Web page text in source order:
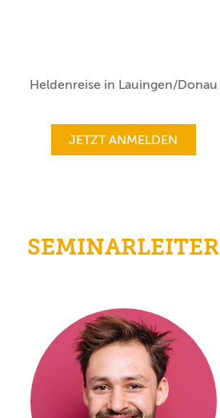
Heldenreise in Lauingen/Donau
JETZT ANMELDEN
SEMINARLEITER